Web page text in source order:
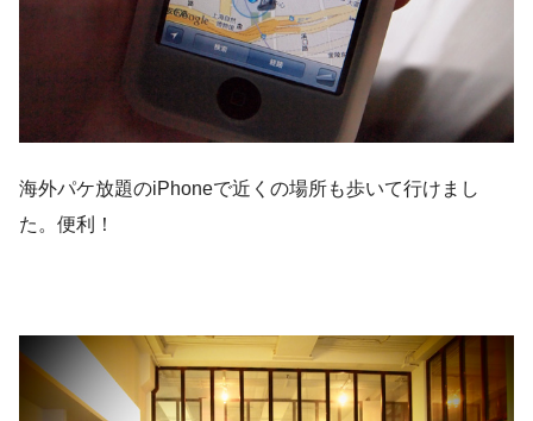
海外パケ放題のiPhoneで近くの場所も歩いて行けまし
た。便利！